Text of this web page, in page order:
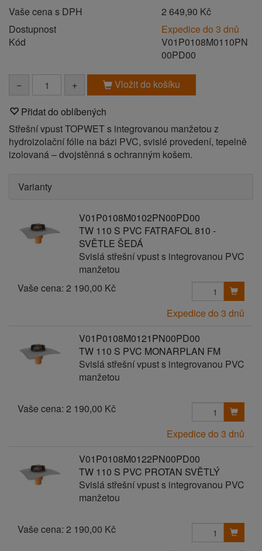
Vaše cena s DPH
2 649,90 Kč
Dostupnost
Expedice do 3 dnů
Kód
V01P0108M0110PN
00PD00
− + Vložit do košíku
Přidat do oblíbených
Střešní vpust TOPWET s integrovanou manžetou z
hydroizolační fólie na bázi PVC, svislé provedení, tepelně
izolovaná – dvojstěnná s ochranným košem.
Varianty
V01P0108M0102PN00PD00
TW 110 S PVC FATRAFOL 810 -
SVĚTLE ŠEDÁ
Svislá střešní vpust s integrovanou PVC
manžetou
Vaše cena: 2 190,00 Kč
Expedice do 3 dnů
V01P0108M0121PN00PD00
TW 110 S PVC MONARPLAN FM
Svislá střešní vpust s integrovanou PVC
manžetou
Vaše cena: 2 190,00 Kč
Expedice do 3 dnů
V01P0108M0122PN00PD00
TW 110 S PVC PROTAN SVĚTLÝ
Svislá střešní vpust s integrovanou PVC
manžetou
Vaše cena: 2 190,00 Kč